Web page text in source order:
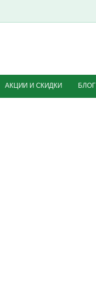
АКЦИИ И СКИДКИ БЛОГ